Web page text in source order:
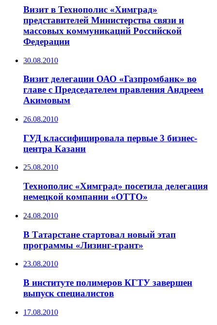
Визит в Технополис «Химград»
представителей Министерства связи и
массовых коммуникаций Российской
Федерации
30.08.2010
Визит делегации ОАО «Газпромбанк» во
главе с Председателем правления Андреем
Акимовым
26.08.2010
ГУД классифицировала первые 3 бизнес-
центра Казани
25.08.2010
Технополис «Химград» посетила делегация
немецкой компании «ОТТО»
24.08.2010
В Татарстане стартовал новый этап
программы «Лизинг-грант»
23.08.2010
В институте полимеров КГТУ завершен
выпуск специалистов
17.08.2010